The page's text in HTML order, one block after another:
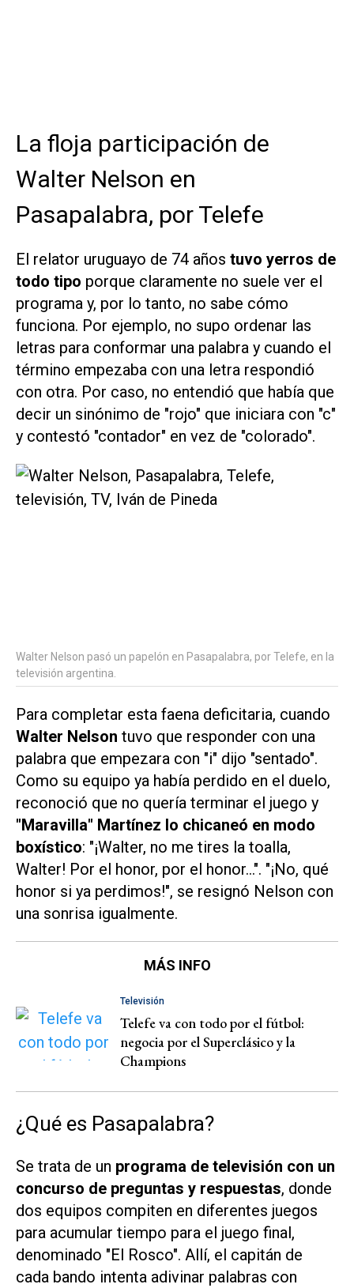
La floja participación de
Walter Nelson en
Pasapalabra, por Telefe
El relator uruguayo de 74 años tuvo yerros de
todo tipo porque claramente no suele ver el
programa y, por lo tanto, no sabe cómo
funciona. Por ejemplo, no supo ordenar las
letras para conformar una palabra y cuando el
término empezaba con una letra respondió
con otra. Por caso, no entendió que había que
decir un sinónimo de "rojo" que iniciara con "c"
y contestó "contador" en vez de "colorado".
Walter Nelson pasó un papelón en Pasapalabra, por Telefe, en la
televisión argentina.
Para completar esta faena deficitaria, cuando
Walter Nelson tuvo que responder con una
palabra que empezara con "i" dijo "sentado".
Como su equipo ya había perdido en el duelo,
reconoció que no quería terminar el juego y
"Maravilla" Martínez lo chicaneó en modo
boxístico: "¡Walter, no me tires la toalla,
Walter! Por el honor, por el honor...". "¡No, qué
honor si ya perdimos!", se resignó Nelson con
una sonrisa igualmente.
MÁS INFO
Televisión
Telefe va con todo por el fútbol:
negocia por el Superclásico y la
Champions
¿Qué es Pasapalabra?
Se trata de un programa de televisión con un
concurso de preguntas y respuestas, donde
dos equipos compiten en diferentes juegos
para acumular tiempo para el juego final,
denominado "El Rosco". Allí, el capitán de
cada bando intenta adivinar palabras con